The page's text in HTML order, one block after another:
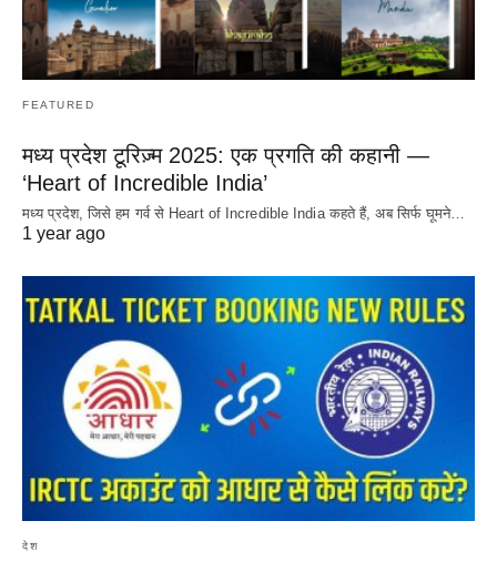
FEATURED
मध्य प्रदेश टूरिज़्म 2025: एक प्रगति की कहानी —
‘Heart of Incredible India’
मध्य प्रदेश, जिसे हम गर्व से Heart of Incredible India कहते हैं, अब सिर्फ घूमने…
1 year ago
देश